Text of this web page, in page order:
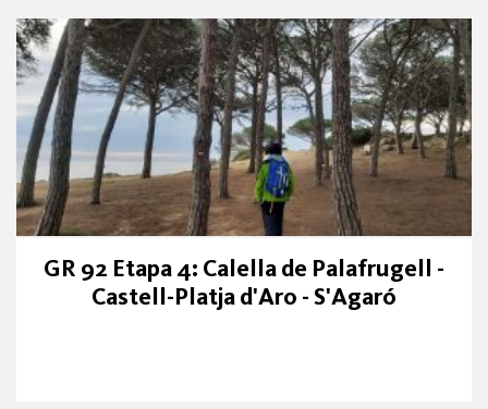
GR 92 Etapa 4: Calella de Palafrugell -
Castell-Platja d'Aro - S'Agaró